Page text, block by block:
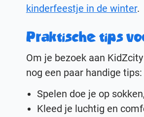
kinderfeestje in de winter.
Praktische tips
Om je bezoek aan
nog een paar handige tips:
Spelen doe je op
Kleed je luchtig en